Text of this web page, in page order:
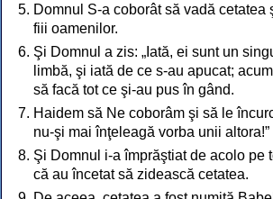
Domnul S-a coborât să vadă cetatea
fiii oamenilor.
Şi Domnul a zis: „Iată, ei sunt un
limbă, şi iată de ce s-au apucat;
să facă tot ce şi-au pus în gând.
Haidem să Ne coborâm şi să le
nu-şi mai înţeleagă vorba unii altora!”
Şi Domnul i-a împrăştiat de acolo pe
că au încetat să zidească cetatea.